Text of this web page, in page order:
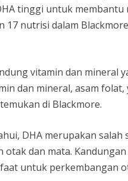
tinggi untuk
17 nutrisi dalam
vitamin dan mineral
dan mineral, asam
di Blackmore.
DHA merupakan
dan mata.
untuk perkembangan